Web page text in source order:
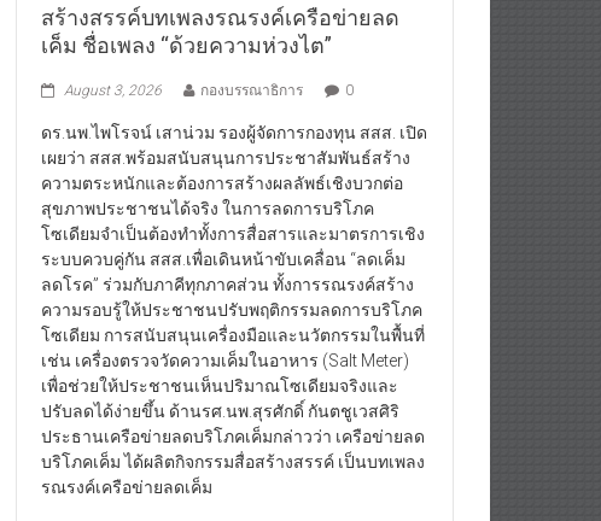
เค็ม ชื่อเพลง “ด้วยความห่วงไต”
ดร.นพ.ไพโรจน์ เสาน่วม รองผู้จัดการกองทุน สสส. เปิด
เผยว่า สสส.พร้อมสนับสนุนการประชาสัมพันธ์สร้าง
ความตระหนักและต้องการสร้างผลลัพธ์เชิงบวกต่อ
สุขภาพประชาชนได้จริง ในการลดการบริโภค
โซเดียมจำเป็นต้องทำทั้งการสื่อสารและมาตรการเชิง
ระบบควบคู่กัน สสส.เพื่อเดินหน้าขับเคลื่อน “ลดเค็ม
ลดโรค” ร่วมกับภาคีทุกภาคส่วน ทั้งการรณรงค์สร้าง
ความรอบรู้ให้ประชาชนปรับพฤติกรรมลดการบริโภค
โซเดียม การสนับสนุนเครื่องมือและนวัตกรรมในพื้นที่
เช่น เครื่องตรวจวัดความเค็มในอาหาร (Salt Meter)
เพื่อช่วยให้ประชาชนเห็นปริมาณโซเดียมจริงและ
ปรับลดได้ง่ายขึ้น ด้านรศ.นพ.สุรศักดิ์ กันตชูเวสศิริ
ประธานเครือข่ายลดบริโภคเค็มกล่าวว่า เครือข่ายลด
บริโภคเค็ม ได้ผลิตกิจกรรมสื่อสร้างสรรค์ เป็นบทเพลง
รณรงค์เครือข่ายลดเค็ม